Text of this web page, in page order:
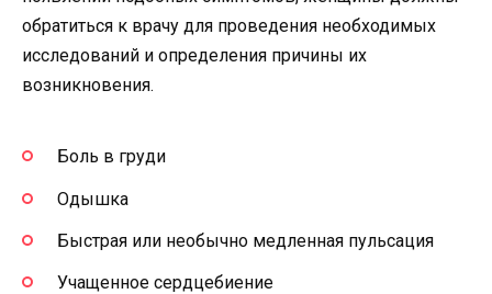
обратиться к врачу для проведения необходимых
исследований и определения причины их
возникновения.
Боль в груди
Одышка
Быстрая или необычно медленная пульсация
Учащенное сердцебиение